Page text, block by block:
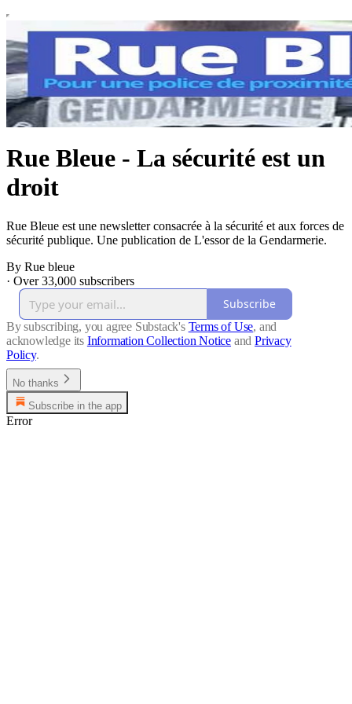
Rue Bleue - La sécurité est un
droit
Rue Bleue est une newsletter consacrée à la sécurité et aux forces de
sécurité publique. Une publication de L'essor de la Gendarmerie.
By Rue bleue
· Over 33,000 subscribers
Subscribe
By subscribing, you agree Substack's Terms of Use, and
acknowledge its Information Collection Notice and Privacy
Policy.
No thanks
Subscribe in the app
Error